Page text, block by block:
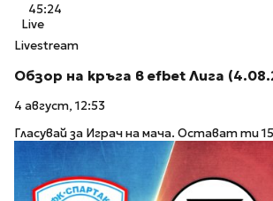
45:24
Live
Livestream
Обзор на кръга в efbet Лига
4 август, 12:53
Гласувай за Играч на мача. Остават ти